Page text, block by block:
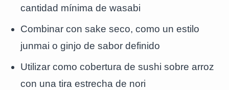
cantidad mínima de wasabi
Combinar con sake seco, como un estilo
junmai o ginjo de sabor definido
Utilizar como cobertura de sushi sobre arroz
con una tira estrecha de nori